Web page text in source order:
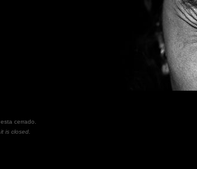
cerrado.
is closed.